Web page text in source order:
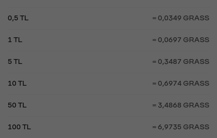
0,5 TL = 0,0349 GRASS
1 TL = 0,0697 GRASS
5 TL = 0,3487 GRASS
10 TL = 0,6974 GRASS
50 TL = 3,4868 GRASS
100 TL = 6,9735 GRASS